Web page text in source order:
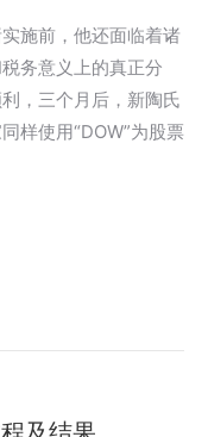
施前，他还面临着诸
务意义上的真正分
，三个月后，新陶氏
样使用“DOW”为股票